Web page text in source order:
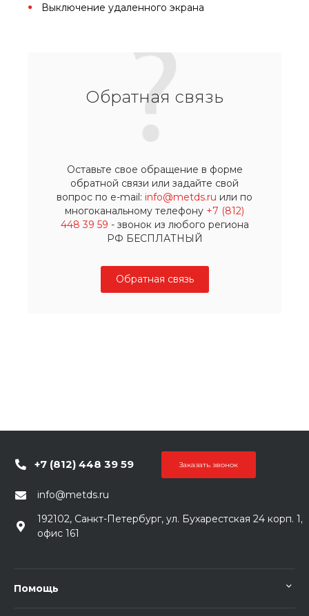
Выключение удаленного экрана
Обратная связь
Оставьте свое обращение в форме
обратной связи или задайте свой
вопрос по e-mail: info@metds.ru или по
многоканальному телефону +7 (812)
448 39 59 - звонок из любого региона
РФ БЕСПЛАТНЫЙ
Обратная связь
+7 (812) 448 39 59 Заказать звонок
info@metds.ru
192102, Санкт-Петербург, ул. Бухарестская 24 корп. 1,
офис 161
Помощь